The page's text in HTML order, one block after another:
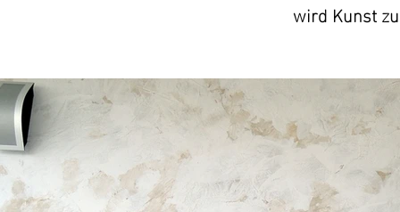
wird Kunst